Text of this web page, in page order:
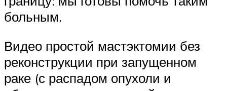
больным.
Видео простой мастэктомии без
реконструкции при запущенном
раке (с распадом опухоли и